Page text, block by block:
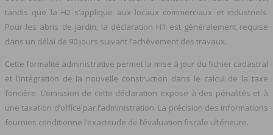
tandis que la H2 s’applique aux locaux commerciaux et industriels.
Pour les abris de jardin, la déclaration H1 est généralement requise
dans un délai de 90 jours suivant l’achèvement des travaux.
Cette formalité administrative permet la mise à jour du fichier cadastral
et l’intégration de la nouvelle construction dans le calcul de la taxe
foncière. L’omission de cette déclaration expose à des pénalités et à
une taxation d’office par l’administration. La précision des informations
fournies conditionne l’exactitude de l’évaluation fiscale ultérieure.